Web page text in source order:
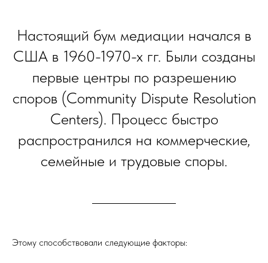
Настоящий бум медиации начался в
США в 1960-1970-х гг. Были созданы
первые центры по разрешению
споров (Community Dispute Resolution
Centers). Процесс быстро
распространился на коммерческие,
семейные и трудовые споры.
Этому способствовали следующие факторы: